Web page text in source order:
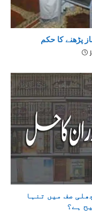
پڑھنے کا حکم
صف میں تنہا
ہے؟